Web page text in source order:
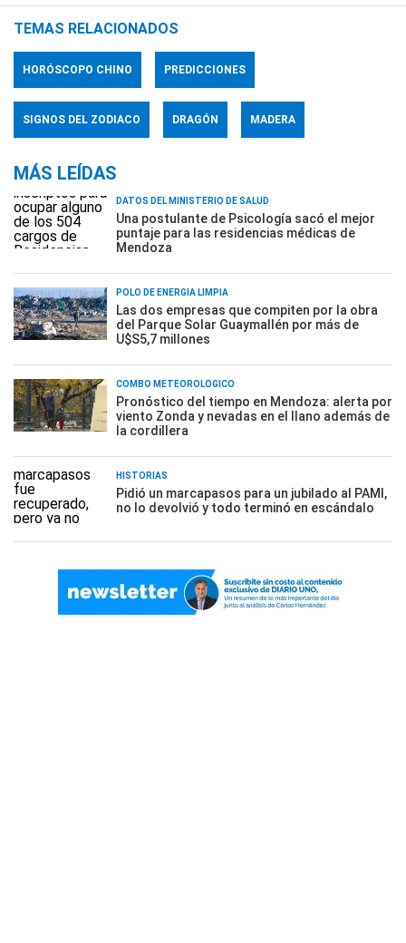
TEMAS RELACIONADOS
HORÓSCOPO CHINO PREDICCIONES
SIGNOS DEL ZODIACO DRAGÓN MADERA
MÁS LEÍDAS
DATOS DEL MINISTERIO DE SALUD
Una postulante de Psicología sacó el mejor
puntaje para las residencias médicas de
Mendoza
POLO DE ENERGÍA LIMPIA
Las dos empresas que compiten por la obra
del Parque Solar Guaymallén por más de
U$S5,7 millones
COMBO METEOROLÓGICO
Pronóstico del tiempo en Mendoza: alerta por
viento Zonda y nevadas en el llano además de
la cordillera
HISTORIAS
Pidió un marcapasos para un jubilado al PAMI,
no lo devolvió y todo terminó en escándalo